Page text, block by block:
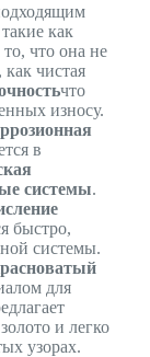
такие как
что она не
чистая
что
износу.
в
системы.
быстро,
системы.
для
и легко
узорах.